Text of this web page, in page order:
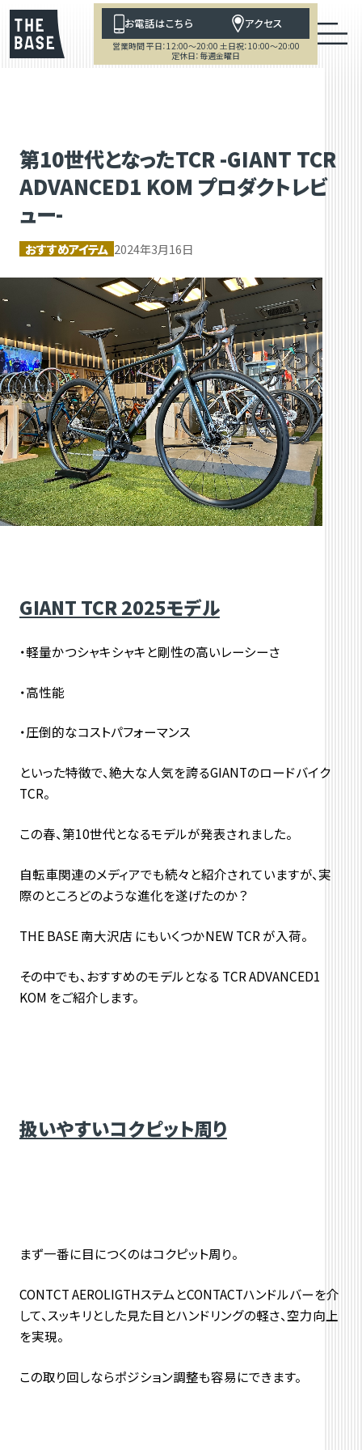
お電話はこちら アクセス
営業時間 平日：12:00～20:00 土日祝：10:00～20:00
定休日：毎週金曜日
第10世代となったTCR -GIANT TCR
ADVANCED1 KOM プロダクトレビ
ュー-
おすすめアイテム 2024年3月16日
GIANT TCR 2025モデル
・軽量かつシャキシャキと剛性の高いレーシーさ
・高性能
・圧倒的なコストパフォーマンス
といった特徴で、絶大な人気を誇るGIANTのロードバイク
TCR。
この春、第10世代となるモデルが発表されました。
自転車関連のメディアでも続々と紹介されていますが、実
際のところどのような進化を遂げたのか？
THE BASE 南大沢店 にもいくつかNEW TCR が入荷。
その中でも、おすすめのモデルとなる TCR ADVANCED1
KOM をご紹介します。
扱いやすいコクピット周り
まず一番に目につくのはコクピット周り。
CONTCT AEROLIGTHステムとCONTACTハンドルバーを介
して、スッキリとした見た目とハンドリングの軽さ、空力向上
を実現。
この取り回しならポジション調整も容易にできます。